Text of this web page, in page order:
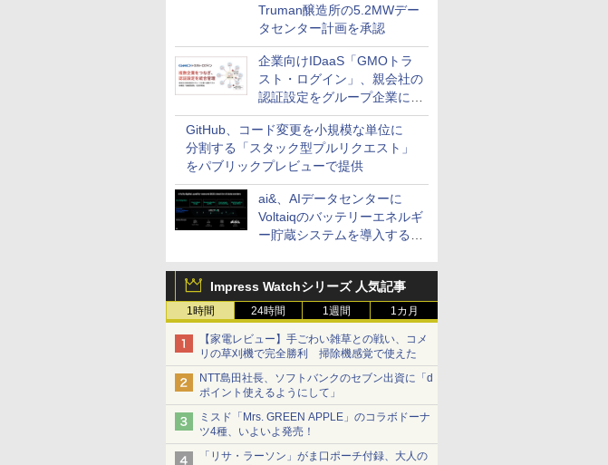
Truman醸造所の5.2MWデー
タセンター計画を承認
企業向けIDaaS「GMOトラ
スト・ログイン」、親会社の
認証設定をグループ企業に展
開できる新機能を提供
GitHub、コード変更を小規模な単位に
分割する「スタック型プルリクエスト」
をパブリックプレビューで提供
ai&、AIデータセンターに
Voltaiqのバッテリーエネルギ
ー貯蔵システムを導入する計
Impress Watchシリーズ 人気記事
1時間 24時間 1週間 1カ月
【家電レビュー】手ごわい雑草との戦い、コメ
リの草刈機で完全勝利 掃除機感覚で使えた
NTT島田社長、ソフトバンクのセブン出資に「d
ポイント使えるようにして」
ミスド「Mrs. GREEN APPLE」のコラボドーナ
ツ4種、いよいよ発売！
「リサ・ラーソン」がま口ポーチ付録、大人の